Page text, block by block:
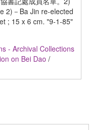
2)－Ba Jin re-elected
; 15 x 6 cm. "9-1-85"
- Archival Collections
on Bei Dao /